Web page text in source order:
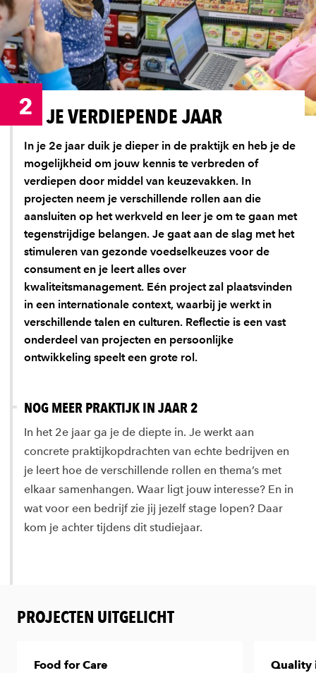
JE VERDIEPENDE JAAR
In je 2e jaar duik je dieper in de praktijk en heb je de
mogelijkheid om jouw kennis te verbreden of
verdiepen door middel van keuzevakken. In
projecten neem je verschillende rollen aan die
aansluiten op het werkveld en leer je om te gaan met
tegenstrijdige belangen. Je gaat aan de slag met het
stimuleren van gezonde voedselkeuzes voor de
consument en je leert alles over
kwaliteitsmanagement. Eén project zal plaatsvinden
in een internationale context, waarbij je werkt in
verschillende talen en culturen. Reflectie is een vast
onderdeel van projecten en persoonlijke
ontwikkeling speelt een grote rol.
2
NOG MEER PRAKTIJK IN JAAR 2
In het 2e jaar ga je de diepte in. Je werkt aan
concrete praktijkopdrachten van echte bedrijven en
je leert hoe de verschillende rollen en thema’s met
elkaar samenhangen. Waar ligt jouw interesse? En in
wat voor een bedrijf zie jij jezelf stage lopen? Daar
kom je achter tijdens dit studiejaar.
PROJECTEN UITGELICHT
Food for Care Quality